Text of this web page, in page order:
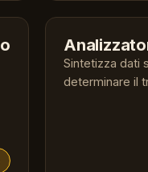
Sintetizza dati
determinare il